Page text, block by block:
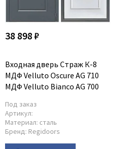
38 898 ₽
Входная дверь Страж К-8
МДФ Velluto Oscure AG 710
МДФ Velluto Bianco AG 700
Под заказ
Артикул:
Материал: сталь
Бренд: Regidoors